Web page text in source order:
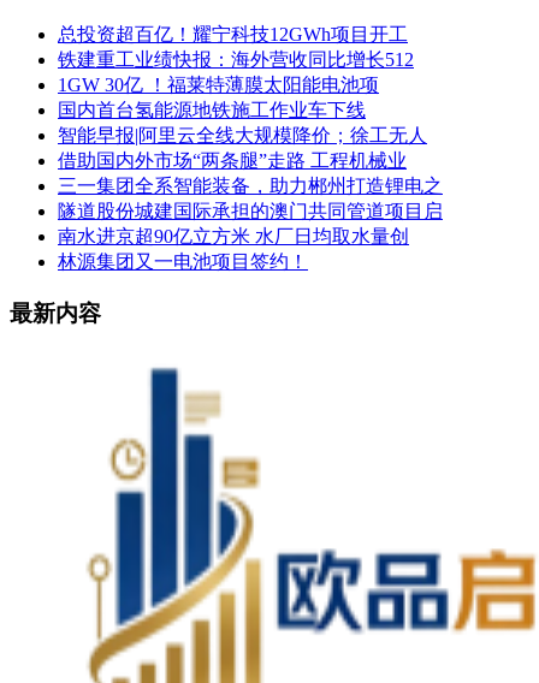
总投资超百亿！耀宁科技12GWh项目开工
铁建重工业绩快报：海外营收同比增长512
1GW 30亿 ！福莱特薄膜太阳能电池项
国内首台氢能源地铁施工作业车下线
智能早报|阿里云全线大规模降价；徐工无人
借助国内外市场“两条腿”走路 工程机械业
三一集团全系智能装备，助力郴州打造锂电之
隧道股份城建国际承担的澳门共同管道项目启
南水进京超90亿立方米 水厂日均取水量创
林源集团又一电池项目签约！
最新内容